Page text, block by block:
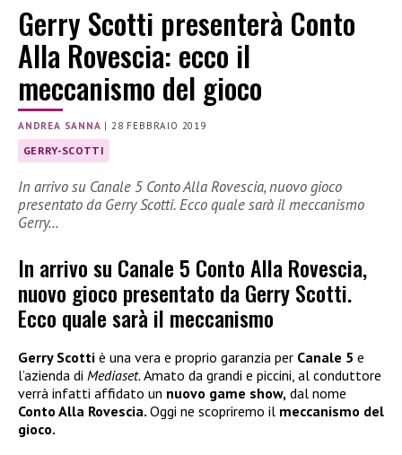
Gerry Scotti presenterà Conto
Alla Rovescia: ecco il
meccanismo del gioco
ANDREA SANNA |28 FEBBRAIO 2019
GERRY-SCOTTI
In arrivo su Canale 5 Conto Alla Rovescia, nuovo gioco
presentato da Gerry Scotti. Ecco quale sarà il meccanismo
Gerry…
In arrivo su Canale 5 Conto Alla Rovescia,
nuovo gioco presentato da Gerry Scotti.
Ecco quale sarà il meccanismo
Gerry Scotti è una vera e proprio garanzia per Canale 5 e
l’azienda di Mediaset.Amato da grandi e piccini, al conduttore
verrà infatti affidato un nuovo game show, dal nome
Conto Alla Rovescia. Oggi ne scopriremo il meccanismo del
gioco.